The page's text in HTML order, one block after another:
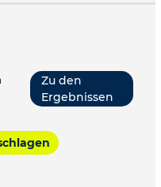
Zu den
Ergebnissen